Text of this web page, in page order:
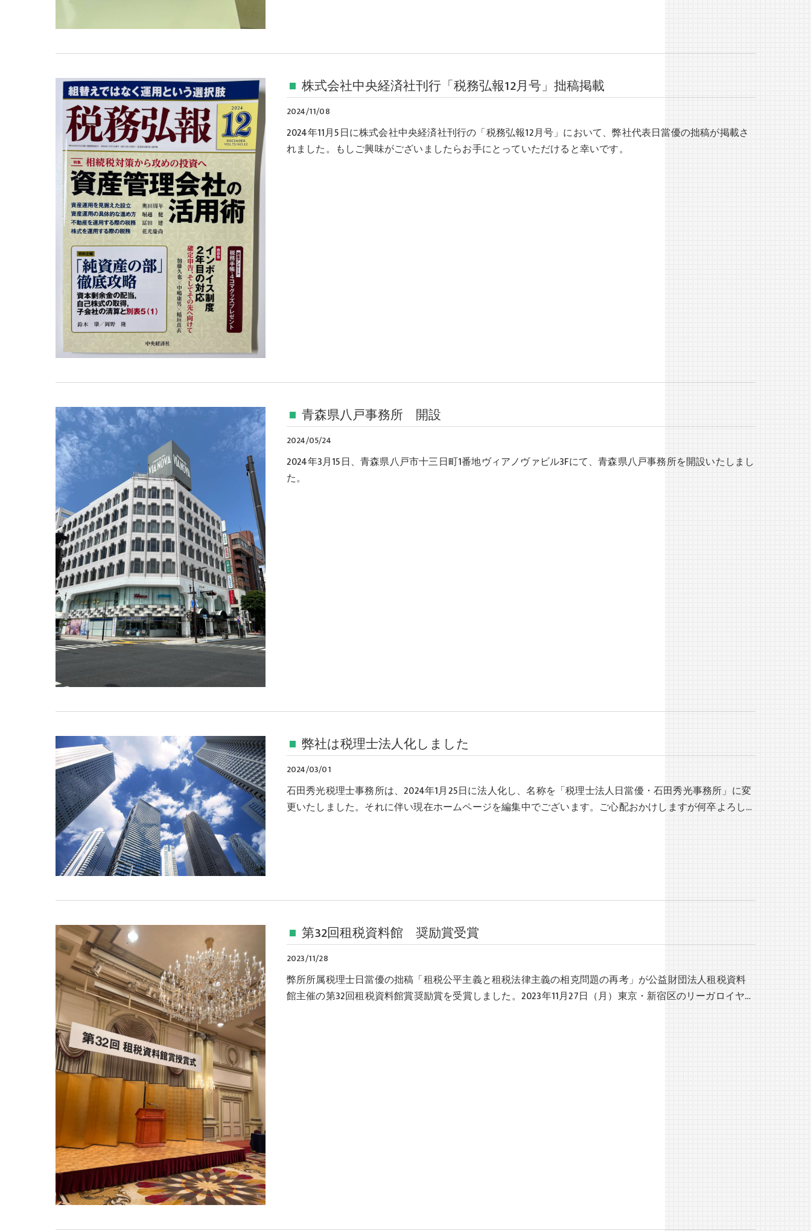
株式会社中央経済社刊行「税務弘報12月号」拙稿掲載
2024/11/08
2024年11月5日に株式会社中央経済社刊行の「税務弘報12月号」において、弊社代表日當優の拙稿が掲載さ
れました。もしご興味がございましたらお手にとっていただけると幸いです。
青森県八戸事務所 開設
2024/05/24
2024年3月15日、青森県八戸市十三日町1番地ヴィアノヴァビル3Fにて、青森県八戸事務所を開設いたしまし
た。
弊社は税理士法人化しました
2024/03/01
石田秀光税理士事務所は、2024年1月25日に法人化し、名称を「税理士法人日當優・石田秀光事務所」に変
更いたしました。それに伴い現在ホームページを編集中でございます。ご心配おかけしますが何卒よろし…
第32回租税資料館 奨励賞受賞
2023/11/28
弊所所属税理士日當優の拙稿「租税公平主義と租税法律主義の相克問題の再考」が公益財団法人租税資料
館主催の第32回租税資料館賞奨励賞を受賞しました。2023年11月27日（月）東京・新宿区のリーガロイヤ…